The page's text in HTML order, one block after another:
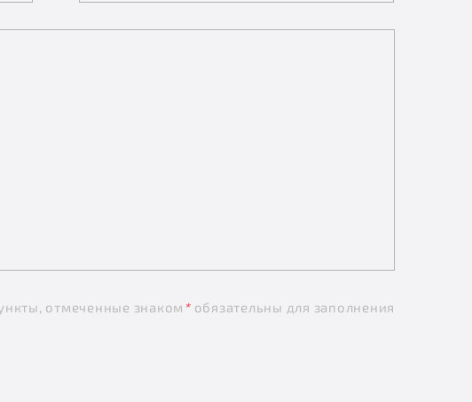
отмеченные знаком *обязательны для заполнения